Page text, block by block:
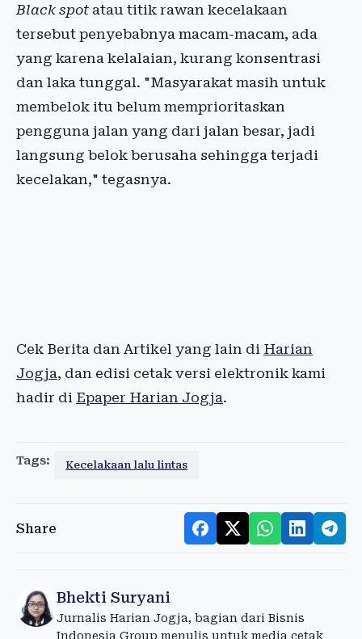
Black spot atau titik rawan kecelakaan
tersebut penyebabnya macam-macam, ada
yang karena kelalaian, kurang konsentrasi
dan laka tunggal. "Masyarakat masih untuk
membelok itu belum memprioritaskan
pengguna jalan yang dari jalan besar, jadi
langsung belok berusaha sehingga terjadi
kecelakan," tegasnya.
Cek Berita dan Artikel yang lain di Harian
Jogja, dan edisi cetak versi elektronik kami
hadir di Epaper Harian Jogja.
Tags: Kecelakaan lalu lintas
Share
Bhekti Suryani
Jurnalis Harian Jogja, bagian dari Bisnis
Indonesia Group menulis untuk media cetak